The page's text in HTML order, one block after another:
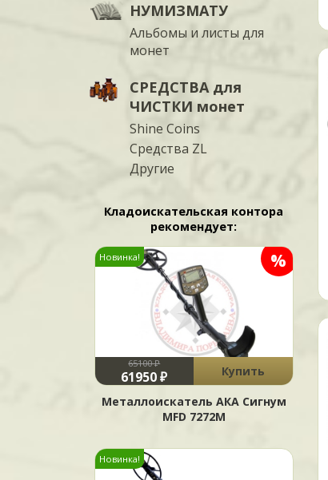
НУМИЗМАТУ
Альбомы и листы для
монет
СРЕДСТВА для
ЧИСТКИ монет
Shine Coins
Средства ZL
Другие
Кладоискательская контора
рекомендует:
%
Новинка!
65100 ₽
61950 ₽
Купить
Металлоискатель АКА Сигнум
MFD 7272М
Новинка!